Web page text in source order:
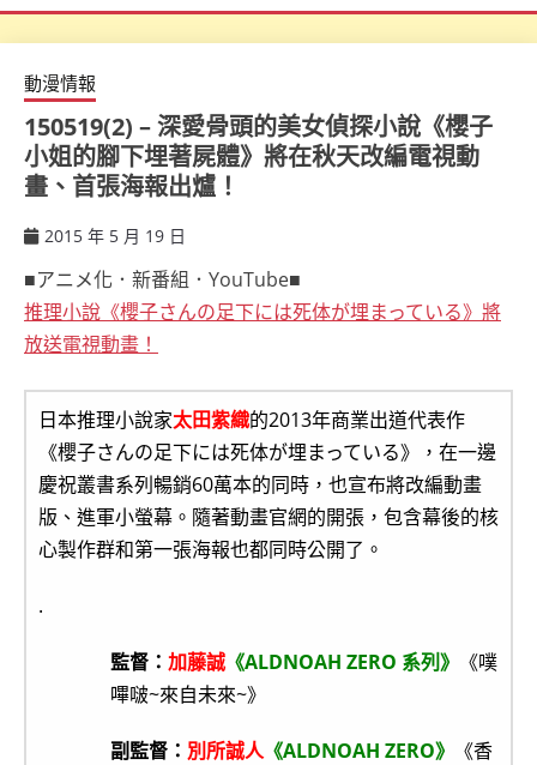
動漫情報
150519(2) – 深愛骨頭的美女偵探小說《櫻子
小姐的腳下埋著屍體》將在秋天改編電視動
畫、首張海報出爐！
2015 年 5 月 19 日
■アニメ化．新番組．YouTube■
推理小說《櫻子さんの足下には死体が埋まっている》將
放送電視動畫！
日本推理小說家太田紫織的2013年商業出道代表作
《櫻子さんの足下には死体が埋まっている》，在一邊
慶祝叢書系列暢銷60萬本的同時，也宣布將改編動畫
版、進軍小螢幕。隨著動畫官網的開張，包含幕後的核
心製作群和第一張海報也都同時公開了。
.
監督： 加藤誠 《ALDNOAH ZERO 系列》
《噗
嗶啵~來自未來~》
副監督： 別所誠人《ALDNOAH ZERO》
《香